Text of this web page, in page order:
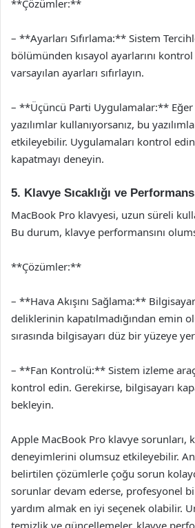
**Çözümler:**
– **Ayarları Sıfırlama:** Sistem
bölümünden kısayol ayarlarını
varsayılan ayarları sıfırlayın.
– **Üçüncü Parti Uygulamalar:**
yazılımlar kullanıyorsanız, bu
etkileyebilir. Uygulamaları kontrol
kapatmayı deneyin.
5. Klavye Sıcaklığı ve
MacBook Pro klavyesi, uzun süreli
Bu durum, klavye performansını
**Çözümler:**
– **Hava Akışını Sağlama:**
deliklerinin kapatılmadığından emin
sırasında bilgisayarı düz bir yüzeye
– **Fan Kontrolü:** Sistem izleme
kontrol edin. Gerekirse, bilgisayarı
bekleyin.
Apple MacBook Pro klavye sorunları,
deneyimlerini olumsuz etkileyebilir.
belirtilen çözümlerle çoğu sorun
sorunlar devam ederse, profesyonel
yardım almak en iyi seçenek olabilir.
temizlik ve güncellemeler, klavye